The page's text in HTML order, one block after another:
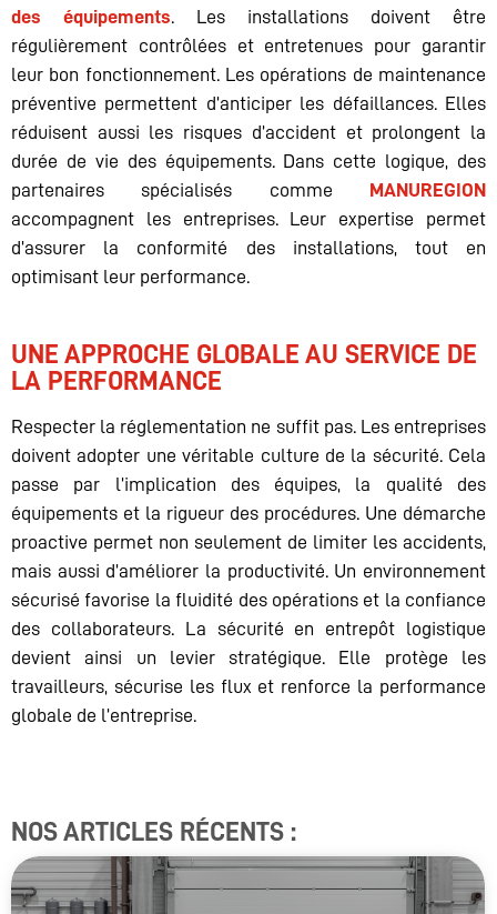
des équipements. Les installations doivent être
régulièrement contrôlées et entretenues pour garantir
leur bon fonctionnement. Les opérations de maintenance
préventive permettent d’anticiper les défaillances. Elles
réduisent aussi les risques d’accident et prolongent la
durée de vie des équipements. Dans cette logique, des
partenaires spécialisés comme MANUREGION
accompagnent les entreprises. Leur expertise permet
d’assurer la conformité des installations, tout en
optimisant leur performance.
UNE APPROCHE GLOBALE AU SERVICE DE
LA PERFORMANCE
Respecter la réglementation ne suffit pas. Les entreprises
doivent adopter une véritable culture de la sécurité. Cela
passe par l’implication des équipes, la qualité des
équipements et la rigueur des procédures. Une démarche
proactive permet non seulement de limiter les accidents,
mais aussi d’améliorer la productivité. Un environnement
sécurisé favorise la fluidité des opérations et la confiance
des collaborateurs. La sécurité en entrepôt logistique
devient ainsi un levier stratégique. Elle protège les
travailleurs, sécurise les flux et renforce la performance
globale de l’entreprise.
NOS ARTICLES RÉCENTS :